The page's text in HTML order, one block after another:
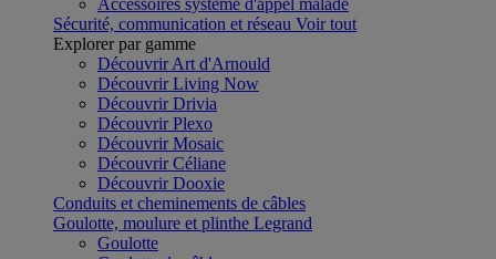
Accessoires système d'appel malade
Sécurité, communication et réseau Voir tout
Explorer par gamme
Découvrir Art d'Arnould
Découvrir Living Now
Découvrir Drivia
Découvrir Plexo
Découvrir Mosaic
Découvrir Céliane
Découvrir Dooxie
Conduits et cheminements de câbles
Goulotte, moulure et plinthe Legrand
Goulotte